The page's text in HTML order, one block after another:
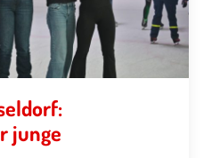
junge